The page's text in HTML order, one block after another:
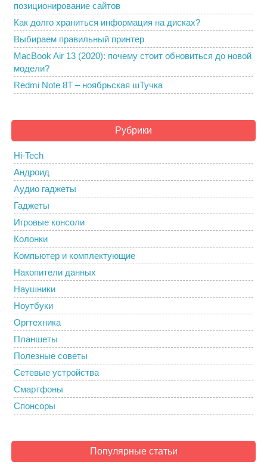
позиционирование сайтов
Как долго храниться информация на дисках?
Выбираем правильный принтер
MacBook Air 13 (2020): почему стоит обновиться до новой
модели?
Redmi Note 8T – ноябрьская шТучка
Рубрики
Hi-Tech
Андроид
Аудио гаджеты
Гаджеты
Игровые консоли
Колонки
Компьютер и комплектующие
Накопители данных
Наушники
Ноутбуки
Оргтехника
Планшеты
Полезные советы
Сетевые устройства
Смартфоны
Спонсоры
Популярные статьи